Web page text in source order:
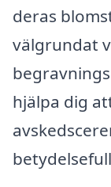
deras
välgrundat
hjälpa dig